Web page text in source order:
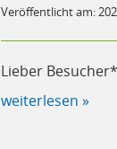
Veröffentlicht am:
Lieber
weiterlesen »